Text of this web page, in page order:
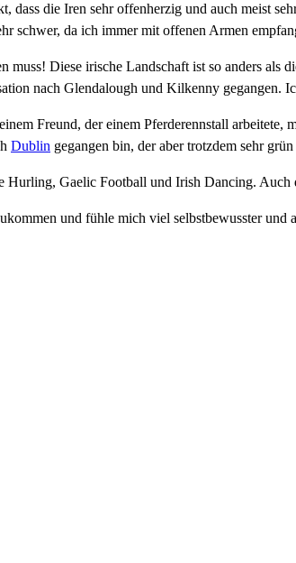
dass die Iren sehr offenherzig und auch meist
schwer, da ich immer mit offenen Armen
Diese irische Landschaft ist so anders als
nach Glendalough und Kilkenny gegangen.
Freund, der einem Pferderennstall
Dublin gegangen bin, der aber trotzdem sehr
Hurling, Gaelic Football und Irish Dancing.
und fühle mich viel selbstbewusster und